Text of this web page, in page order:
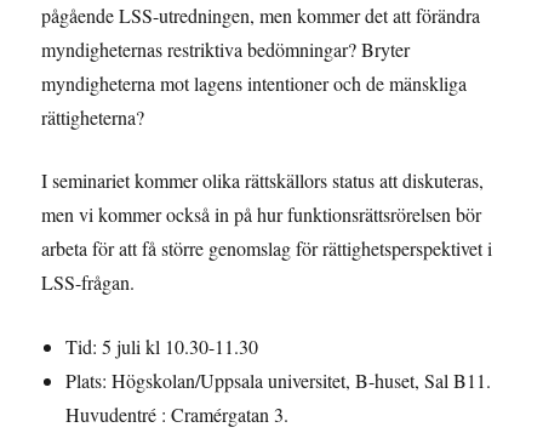
pågående LSS-utredningen, men kommer det att förändra
myndigheternas restriktiva bedömningar? Bryter
myndigheterna mot lagens intentioner och de mänskliga
rättigheterna?
I seminariet kommer olika rättskällors status att diskuteras,
men vi kommer också in på hur funktionsrättsrörelsen bör
arbeta för att få större genomslag för rättighetsperspektivet i
LSS-frågan.
Tid: 5 juli kl 10.30-11.30
Plats: Högskolan/Uppsala universitet, B-huset, Sal B11.
Huvudentré : Cramérgatan 3.